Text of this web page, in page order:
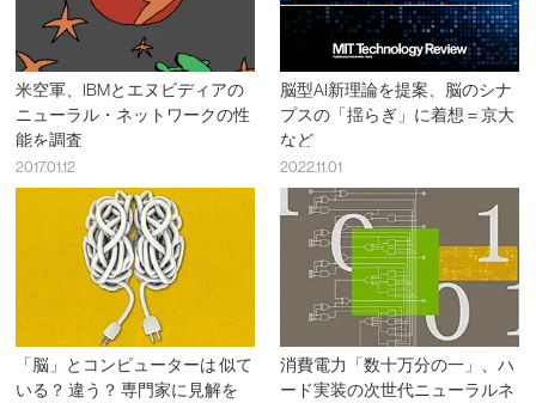
米空軍、IBMとエヌビディアの
ニューラル・ネットワークの性
能を調査
2017.01.12
脳型AI新理論を提案、脳のシナ
プスの「揺らぎ」に着想＝京大
など
2022.11.01
「脳」とコンピューターは 似て
いる？ 違う？ 専門家に見解を
消費電力「数十万分の一」、ハ
ード実装の次世代ニューラルネ